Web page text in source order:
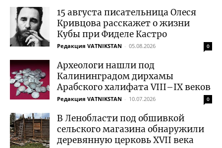
15 августа писательница Олеся
Кривцова расскажет о жизни
Кубы при Фиделе Кастро
Редакция VATNIKSTAN - 05.08.2026 0
Археологи нашли под
Калининградом дирхамы
Арабского халифата VIII–IX веков
Редакция VATNIKSTAN - 10.07.2026 0
В Ленобласти под обшивкой
сельского магазина обнаружили
деревянную церковь XVII века